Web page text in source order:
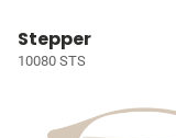
Stepper
10080 STS